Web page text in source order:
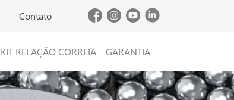
Contato
KIT RELAÇÃO CORREIA GARANTIA